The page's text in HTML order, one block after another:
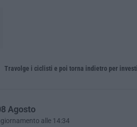
Travolge i ciclisti e poi torna indietro per
Agosto
alle 14:34